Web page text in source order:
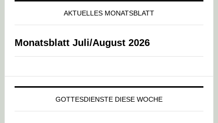
AKTUELLES MONATSBLATT
Monatsblatt Juli/August 2026
GOTTESDIENSTE DIESE WOCHE